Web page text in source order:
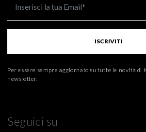
ISCRIVITI
Per essere sempre aggiornato su tutte le novità di
newsletter.
Seguici su